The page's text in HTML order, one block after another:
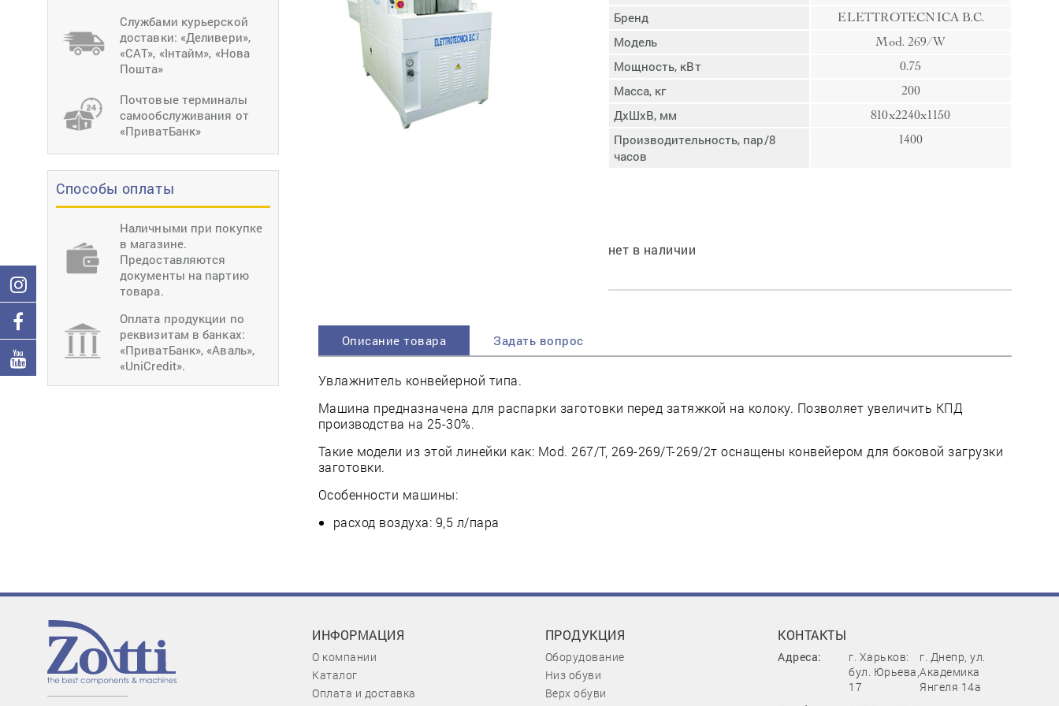
оборудование
Загибка деталей
Вставка фурнитуры
пучковой части
Увлажнение пятки
Затяжка пяточной
части
Доводка заготовки
Отметка следа
пресс
Гвозди
Ампулы
Иглы
Службами курьерской
доставки: «Деливери»,
«САТ», «Інтайм», «Нова
Пошта»
Почтовые терминалы
самообслуживания от
«ПриватБанк»
Способы оплаты
Наличными при покупке
в магазине.
Предоставляются
документы на партию
товара.
Оплата продукции по
реквизитам в банках:
«ПриватБанк», «Аваль»,
«UniCredit».
Бренд ELETTROTECNICA B.C.
Модель Mod. 269/W
Мощность, кВт 0.75
Масса, кг 200
ДхШхВ, мм 810x2240x1150
Производительность, пар/8
часов
1400
нет в наличии
Описание товара Задать вопрос
Увлажнитель конвейерной типа.
Машина предназначена для распарки заготовки перед затяжкой на колоку. Позволяет увеличить КПД
производства на 25-30%.
Такие модели из этой линейки как: Mod. 267/T, 269-269/T-269/2т оснащены конвейером для боковой загрузки
заготовки.
Особенности машины:
расход воздуха: 9,5 л/пара
ИНФОРМАЦИЯ
О компании
Каталог
Оплата и доставка
ПРОДУКЦИЯ
Оборудование
Низ обуви
Верх обуви
КОНТАКТЫ
Адреса:
г. Харьков:
бул. Юрьева,
17
г. Днепр, ул.
Академика
Янгеля 14а